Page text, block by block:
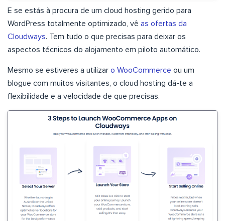
E se estás à procura de um cloud hosting gerido para
WordPress totalmente optimizado, vê as ofertas da
Cloudways. Tem tudo o que precisas para deixar os
aspectos técnicos do alojamento em piloto automático.
Mesmo se estiveres a utilizar o WooCommerce ou um
blogue com muitos visitantes, o cloud hosting dá-te a
flexibilidade e a velocidade de que precisas.